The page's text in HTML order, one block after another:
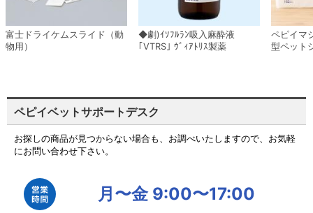
富士ドライケムスライド（動
物用）
◆劇)ｲｿﾌﾙﾗﾝ吸入麻酔液
｢VTRS｣ ｳﾞｨｱﾄﾘｽ製薬
ペピイマ
型ペット
ペピイベットサポートデスク
お探しの商品が見つからない場合も、お調べいたしますので、お気軽
にお問い合わせ下さい。
月〜金 9:00〜17:00